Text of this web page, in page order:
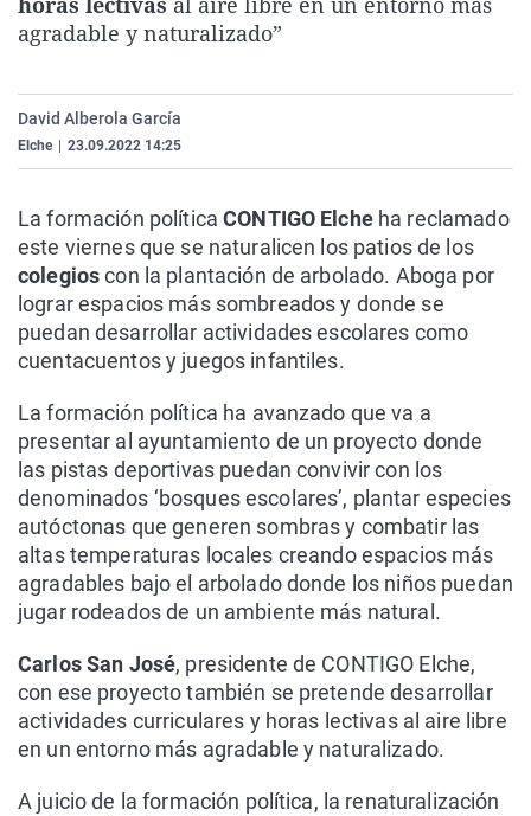
La rosa de los vientos
Como el perro y el
Caso
Equipo de
Extremadura
La Rioja
Virales
Elecciones
agradable y naturalizado”
David Alberola García
Elche 23.09.2022 14:25
La formación políticaCONTIGO Elche ha reclamado
este viernes que se naturalicen los patios de los
colegioscon la plantación de arbolado. Aboga por
lograr espacios más sombreados y donde se
puedan desarrollar actividades escolares como
cuentacuentos y juegos infantiles.
La formación política ha avanzado que va a
presentar al ayuntamiento de un proyecto donde
las pistas deportivas puedan convivir con los
denominados ‘bosques escolares’, plantar especies
autóctonas que generen sombras y combatir las
altas temperaturas locales creando espacios más
agradables bajo el arbolado donde los niños puedan
jugar rodeados de un ambiente más natural.
Carlos San José, presidente de CONTIGO Elche,
con ese proyecto también se pretende desarrollar
actividades curriculares y horas lectivas al aire libre
en un entorno más agradable y naturalizado.
A juicio de la formación política, la renaturalización